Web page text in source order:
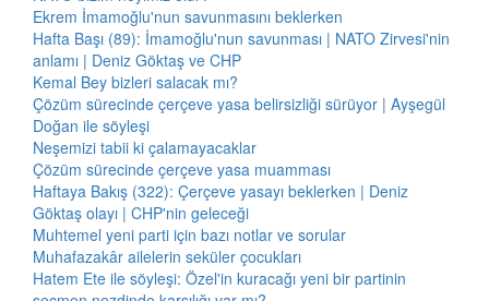
Ekrem İmamoğlu'nun savunmasını beklerken
Hafta Başı (89): İmamoğlu'nun savunması | NATO Zirvesi'nin
anlamı | Deniz Göktaş ve CHP
Kemal Bey bizleri salacak mı?
Çözüm sürecinde çerçeve yasa belirsizliği sürüyor | Ayşegül
Doğan ile söyleşi
Neşemizi tabii ki çalamayacaklar
Çözüm sürecinde çerçeve yasa muamması
Haftaya Bakış (322): Çerçeve yasayı beklerken | Deniz
Göktaş olayı | CHP'nin geleceği
Muhtemel yeni parti için bazı notlar ve sorular
Muhafazakâr ailelerin seküler çocukları
Hatem Ete ile söyleşi: Özel'in kuracağı yeni bir partinin